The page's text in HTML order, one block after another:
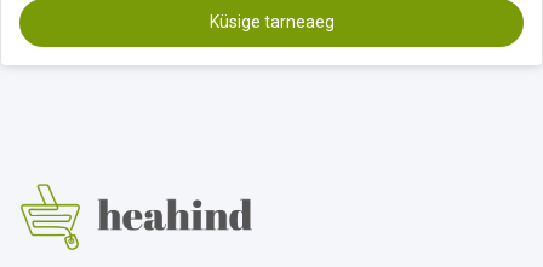
Küsige tarneaeg